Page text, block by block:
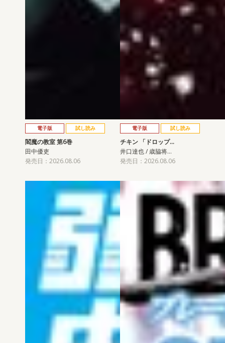
電子版 試し読み
閻魔の教室 第6巻
田中優吏
発売日：2026.08.06
電子版 試し読み
チキン 「ドロップ…
井口達也 / 歳脇将…
発売日：2026.08.06